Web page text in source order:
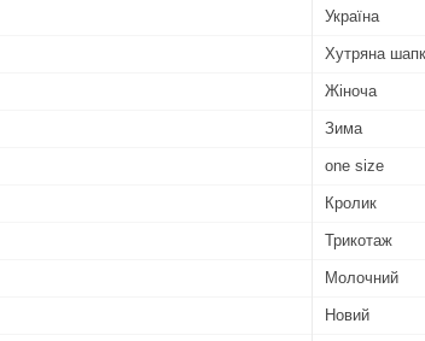
Україна
Хутряна
Жіноча
Зима
one size
Кролик
Трикотаж
Молочний
Новий